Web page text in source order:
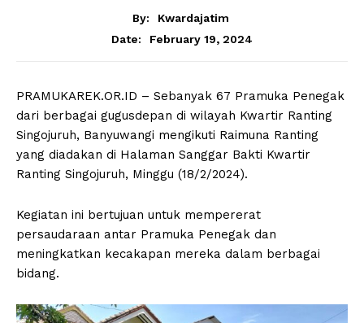
By:
Kwardajatim
Date:
February 19, 2024
PRAMUKAREK.OR.ID – Sebanyak 67 Pramuka Penegak
dari berbagai gugusdepan di wilayah Kwartir Ranting
Singojuruh, Banyuwangi mengikuti Raimuna Ranting
yang diadakan di Halaman Sanggar Bakti Kwartir
Ranting Singojuruh, Minggu (18/2/2024).
Kegiatan ini bertujuan untuk mempererat
persaudaraan antar Pramuka Penegak dan
meningkatkan kecakapan mereka dalam berbagai
bidang.